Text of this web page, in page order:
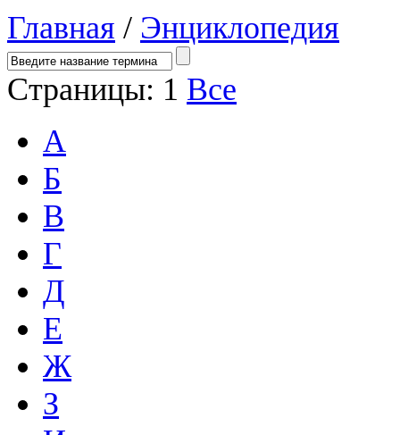
Главная / Энциклопедия
Страницы: 1 Все
А
Б
В
Г
Д
Е
Ж
З